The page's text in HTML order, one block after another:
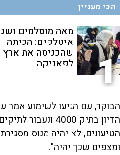
הכי מעניין
1
מאה מוסלמים
איטלקים: הכיתה
שהכניסה את ארץ
לפאניקה
הבוקר, עם הגיעו לשימוע אמר
הדיון בתיק 4000
הטיעונים, לא יהיה מנוס
ומצפים שכך יהיה".